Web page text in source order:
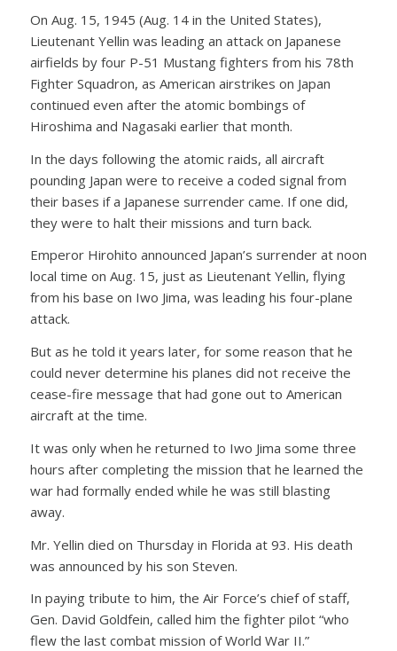
On Aug. 15, 1945 (Aug. 14 in the United States),
Lieutenant Yellin was leading an attack on Japanese
airfields by four P-51 Mustang fighters from his 78th
Fighter Squadron, as American airstrikes on Japan
continued even after the atomic bombings of
Hiroshima and Nagasaki earlier that month.
In the days following the atomic raids, all aircraft
pounding Japan were to receive a coded signal from
their bases if a Japanese surrender came. If one did,
they were to halt their missions and turn back.
Emperor Hirohito announced Japan’s surrender at noon
local time on Aug. 15, just as Lieutenant Yellin, flying
from his base on Iwo Jima, was leading his four-plane
attack.
But as he told it years later, for some reason that he
could never determine his planes did not receive the
cease-fire message that had gone out to American
aircraft at the time.
It was only when he returned to Iwo Jima some three
hours after completing the mission that he learned the
war had formally ended while he was still blasting
away.
Mr. Yellin died on Thursday in Florida at 93. His death
was announced by his son Steven.
In paying tribute to him, the Air Force’s chief of staff,
Gen. David Goldfein, called him the fighter pilot “who
flew the last combat mission of World War II.”